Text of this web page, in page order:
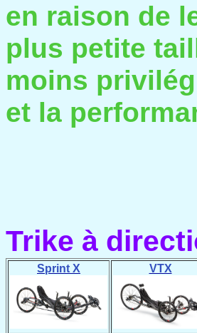
en raison de
plus petite
moins
et la
Trike à
Sprint X VTX